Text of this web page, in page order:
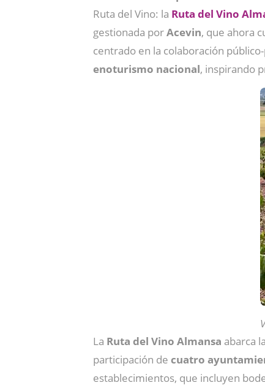
Ruta del Vino: la Ruta del Vino
gestionada porAcevin, que ahora
centrado en la colaboración
enoturismo nacional, inspirando
La Ruta del Vino Almansa abarca
participación de cuatro
establecimientos, que incluyen